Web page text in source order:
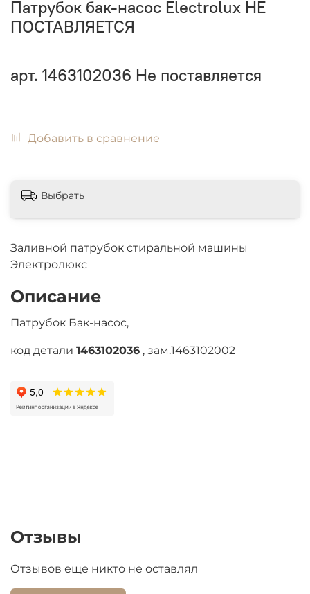
Патрубок бак-насос Electrolux НЕ
ПОСТАВЛЯЕТСЯ
арт. 1463102036 Не поставляется
Добавить в сравнение
Заливной патрубок стиральной машины
Электролюкс
Описание
Патрубок Бак-насос,
код детали 1463102036 , зам.1463102002
Выбрать
Отзывы
Отзывов еще никто не оставлял